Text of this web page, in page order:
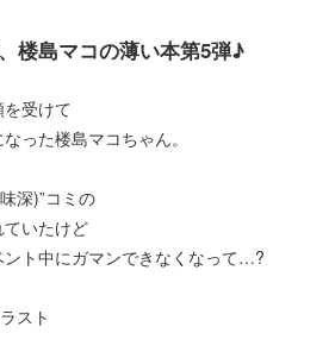
楼島マコの薄い本第5弾♪
受けて
った楼島マコちゃん。
深)”コミの
いたけど
ト中にガマンできなくなって…?
スト